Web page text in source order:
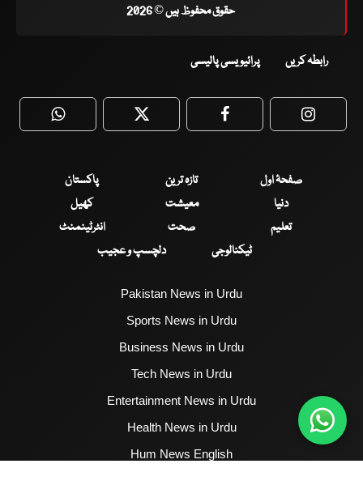
حقوق محفوظ ہیں © 2026
رابطہ کریں پرائیویسی پالیسی
WhatsApp Twitter Facebook
صفحۂ اول تازہ ترین
پاکستان
دنیا
معیشت
کھیل
تعلیم
صحت
انٹرٹینمنٹ
ٹیکنالوجی
دلچسپ و عجیب
Pakistan News in Urdu
Sports News in Urdu
Business News in Urdu
Tech News in Urdu
Entertainment News in Urdu
Health News in Urdu
Hum News English